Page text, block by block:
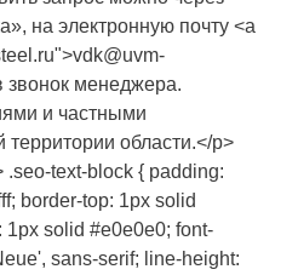
на электронную почту <a
звонок менеджера.
и частными
области.</p>
.seo-text-block { padding:
border-top: 1px solid
1px solid #e0e0e0; font-
sans-serif; line-height: